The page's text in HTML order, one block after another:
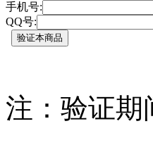
手机号:
QQ号:
注：验证期